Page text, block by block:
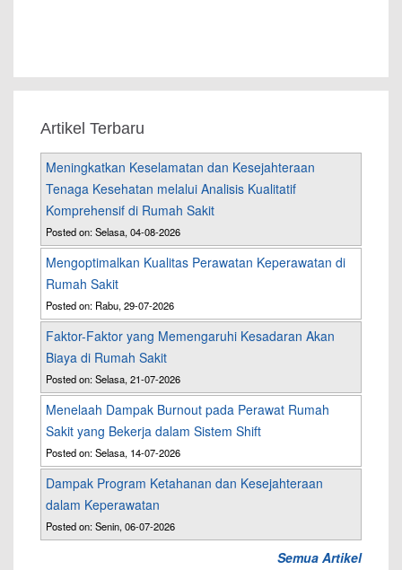
Artikel Terbaru
Meningkatkan Keselamatan dan Kesejahteraan
Tenaga Kesehatan melalui Analisis Kualitatif
Komprehensif di Rumah Sakit
Posted on: Selasa, 04-08-2026
Mengoptimalkan Kualitas Perawatan Keperawatan di
Rumah Sakit
Posted on: Rabu, 29-07-2026
Faktor-Faktor yang Memengaruhi Kesadaran Akan
Biaya di Rumah Sakit
Posted on: Selasa, 21-07-2026
Menelaah Dampak Burnout pada Perawat Rumah
Sakit yang Bekerja dalam Sistem Shift
Posted on: Selasa, 14-07-2026
Dampak Program Ketahanan dan Kesejahteraan
dalam Keperawatan
Posted on: Senin, 06-07-2026
Semua Artikel